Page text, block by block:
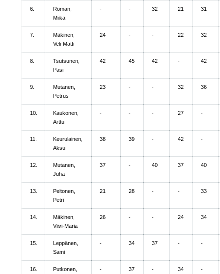
6.
Röman,
Miika
- - 32 21 31
7.
Mäkinen,
Veli-Matti
24 - - 22 32
8.
Tsutsunen,
Pasi
42 45 42 - 42
9.
Mutanen,
Petrus
23 - - 32 36
10.
Kaukonen,
Arttu
- - - 27 -
11.
Keurulainen,
Aksu
38 39 - 42 -
12.
Mutanen,
Juha
37 - 40 37 40
13.
Peltonen,
Petri
21 28 - - 33
14.
Mäkinen,
Viivi-Maria
26 - - 24 34
15.
Leppänen,
Sami
- 34 37 - -
16.
Putkonen,
- 37 - 34 -